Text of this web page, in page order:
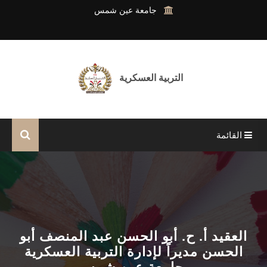
جامعة عين شمس
التربية العسكرية
القائمة
الرئيسية
التعليمات والأوامر المستديمة
التعليمات الخاصة بالبحث
العقيد أ. ح. أبو الحسن عبد المنصف أبو
الحسن مديراً لإدارة التربية العسكرية